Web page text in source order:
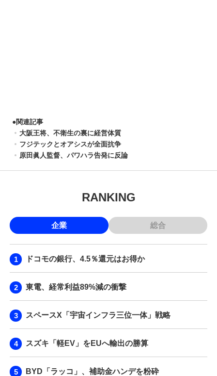
●関連記事
大阪王将、不衛生の裏に経営体質
フジテックとオアシスが全面抗争
原田眞人監督、パワハラ告発に反論
RANKING
企業 総合
ドコモの銀行、4.5％還元はお得か
東電、経常利益89%減の衝撃
スペースX「宇宙インフラ三位一体」戦略
スズキ「軽EV」をEUへ輸出の勝算
BYD「ラッコ」、補助金ハンデを粉砕